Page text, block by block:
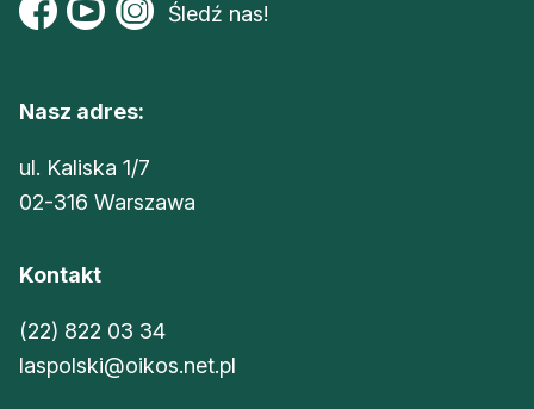
Śledź nas!
Nasz adres:
ul. Kaliska 1/7
02-316 Warszawa
Kontakt
(22) 822 03 34
laspolski@oikos.net.pl